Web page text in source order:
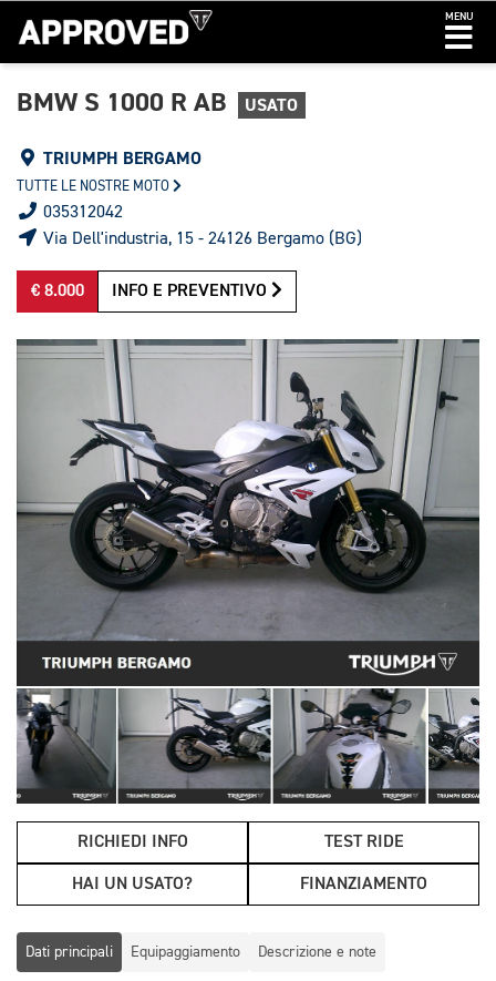
MENU
BMW S 1000 R AB USATO
TRIUMPH BERGAMO
TUTTE LE NOSTRE MOTO
035312042
Via Dell'industria, 15 - 24126 Bergamo (BG)
€ 8.000 INFO E PREVENTIVO
RICHIEDI INFO TEST RIDE
HAI UN USATO? FINANZIAMENTO
Dati principali Equipaggiamento Descrizione e note